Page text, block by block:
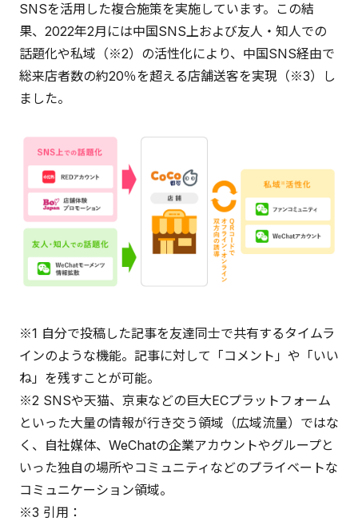
SNSを活用した複合施策を実施しています。この結
果、2022年2月には中国SNS上および友人・知人での
話題化や私域（※2）の活性化により、中国SNS経由で
総来店者数の約20％を超える店舗送客を実現（※3）し
ました。
※1 自分で投稿した記事を友達同士で共有するタイムラ
インのような機能。記事に対して「コメント」や「いい
ね」を残すことが可能。
※2 SNSや天猫、京東などの巨大ECプラットフォーム
といった大量の情報が行き交う領域（広域流量）ではな
く、自社媒体、WeChatの企業アカウントやグループと
いった独自の場所やコミュニティなどのプライベートな
コミュニケーション領域。
※3 引用：